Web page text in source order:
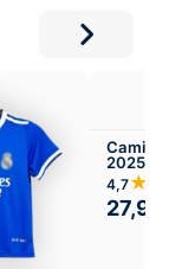
2025-
4,7
27,99